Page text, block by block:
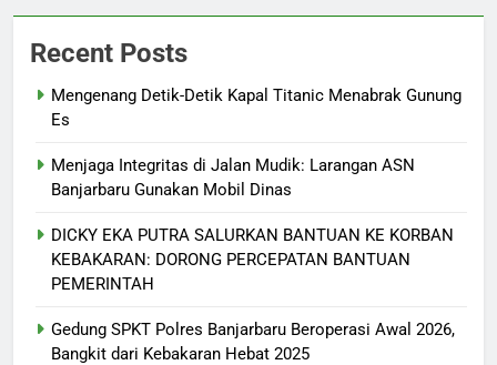
Recent Posts
Mengenang Detik-Detik Kapal Titanic Menabrak Gunung
Es
Menjaga Integritas di Jalan Mudik: Larangan ASN
Banjarbaru Gunakan Mobil Dinas
DICKY EKA PUTRA SALURKAN BANTUAN KE KORBAN
KEBAKARAN: DORONG PERCEPATAN BANTUAN
PEMERINTAH
Gedung SPKT Polres Banjarbaru Beroperasi Awal 2026,
Bangkit dari Kebakaran Hebat 2025